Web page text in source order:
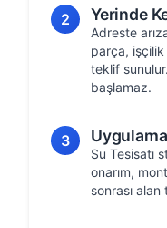
2 Yerinde
Adreste
parça, işçilik
teklif
başlamaz.
3 Uygulama
Su Tesisatı
onarım,
sonrası